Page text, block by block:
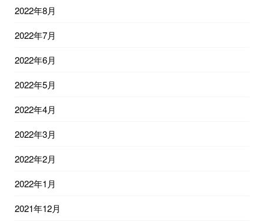
2022年8月
2022年7月
2022年6月
2022年5月
2022年4月
2022年3月
2022年2月
2022年1月
2021年12月